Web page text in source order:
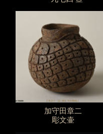
加守田章二
彫文壷